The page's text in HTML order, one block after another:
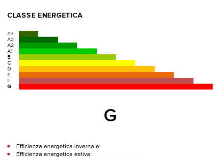
CLASSE ENERGETICA
A4
A3
A2
A1
B
C
D
E
F
G
G
Efficienza energetica invernale:
Efficienza energetica estiva: